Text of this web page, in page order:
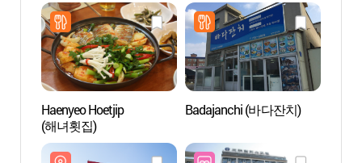
Haenyeo Hoetjip
(해녀횟집)
Badajanchi (바다잔치)